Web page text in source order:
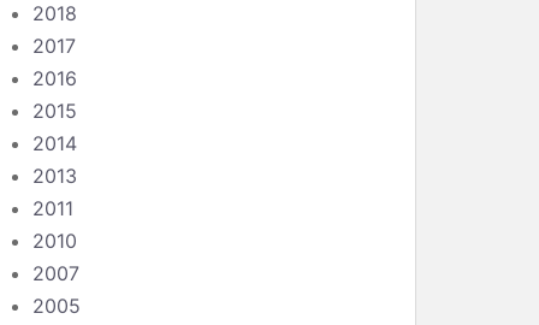
2018
2017
2016
2015
2014
2013
2011
2010
2007
2005